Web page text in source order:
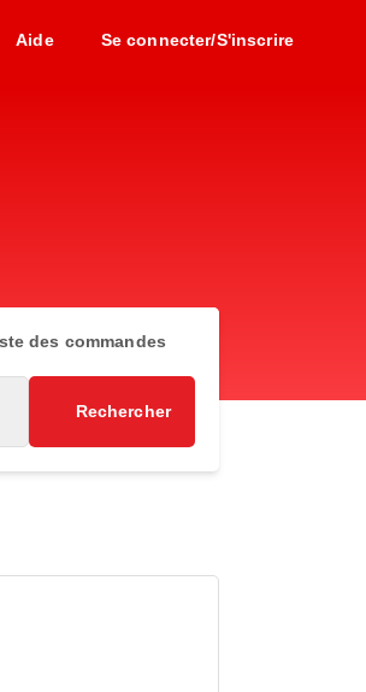
Aide Se connecter/S'inscrire
des commandes
Rechercher